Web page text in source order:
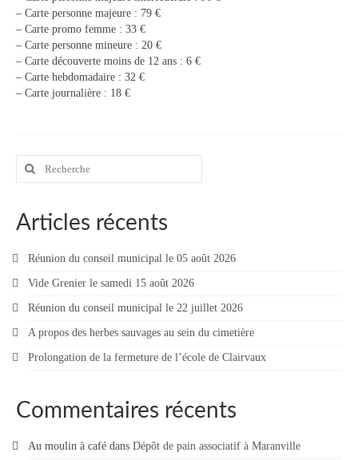
– Carte personne majeure : 79 €
– Carte promo femme : 33 €
– Carte personne mineure : 20 €
– Carte découverte moins de 12 ans : 6 €
– Carte hebdomadaire : 32 €
– Carte journalière : 18 €
Rechercher
Articles récents
Réunion du conseil municipal le 05 août 2026
Vide Grenier le samedi 15 août 2026
Réunion du conseil municipal le 22 juillet 2026
A propos des herbes sauvages au sein du cimetière
Prolongation de la fermeture de l’école de Clairvaux
Commentaires récents
Au moulin à café dans Dépôt de pain associatif à Maranville